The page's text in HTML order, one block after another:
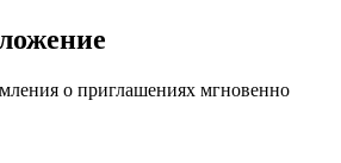
о приглашениях мгновенно